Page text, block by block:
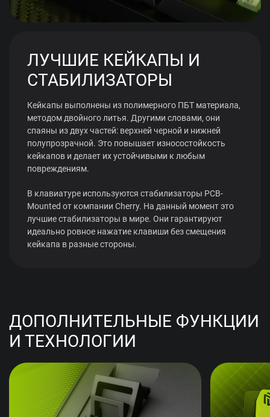
ЛУЧШИЕ КЕЙКАПЫ И
СТАБИЛИЗАТОРЫ
Кейкапы выполнены из полимерного ПБТ материала,
методом двойного литья. Другими словами, они
спаяны из двух частей: верхней черной и нижней
полупрозрачной. Это повышает износостойкость
кейкапов и делает их устойчивыми к любым
повреждениям.
В клавиатуре используются стабилизаторы PCB-
Mounted от компании Cherry. На данный момент это
лучшие стабилизаторы в мире. Они гарантируют
идеально ровное нажатие клавиши без смещения
кейкапа в разные стороны.
ДОПОЛНИТЕЛЬНЫЕ ФУНКЦИИ
И ТЕХНОЛОГИИ